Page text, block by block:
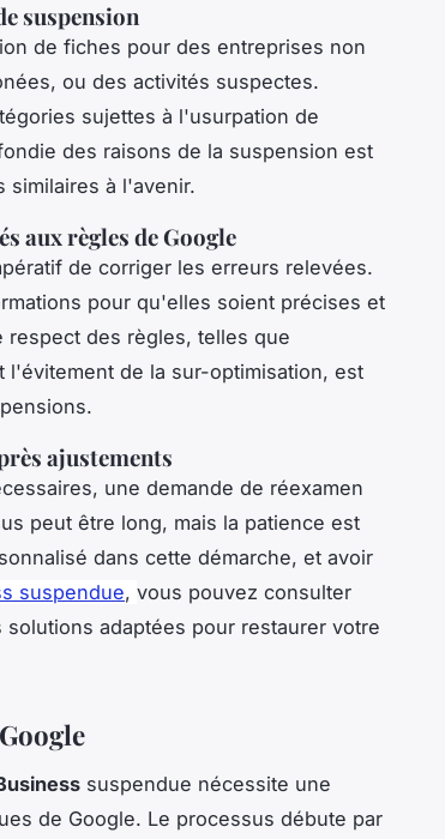
suspension
de fiches pour des entreprises non
ou des activités suspectes.
sujettes à l'usurpation de
des raisons de la suspension est
similaires à l'avenir.
aux règles de Google
de corriger les erreurs relevées.
pour qu'elles soient précises et
respect des règles, telles que
de la sur-optimisation, est
ajustements
une demande de réexamen
peut être long, mais la patience est
dans cette démarche, et avoir
suspendue, vous pouvez consulter
adaptées pour restaurer votre
suspendue nécessite une
de Google. Le processus débute par